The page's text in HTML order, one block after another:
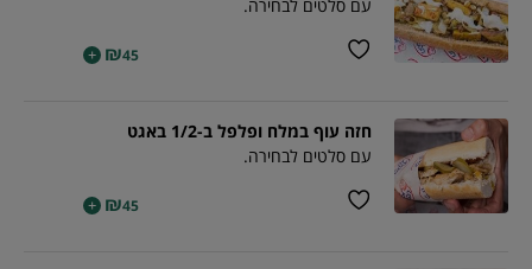
עם סלטים לבחירה.
₪45
+
חזה עוף במלח ופלפל ב-1/2 באגט
עם סלטים לבחירה.
₪45
+